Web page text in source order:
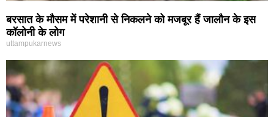
बरसात के मौसम में परेशानी से निकलने को मजबूर हैं जालौन के इस
कॉलोनी के लोग
uttampukarnews